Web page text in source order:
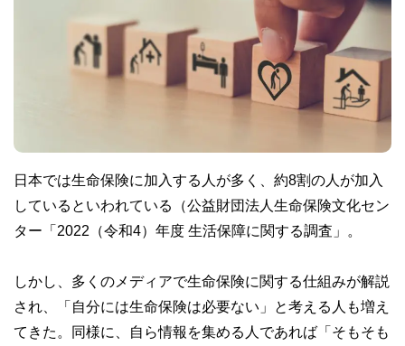
日本では生命保険に加入する人が多く、約8割の人が加入
しているといわれている（公益財団法人生命保険文化セン
ター「2022（令和4）年度 生活保障に関する調査」。
しかし、多くのメディアで生命保険に関する仕組みが解説
され、「自分には生命保険は必要ない」と考える人も増え
てきた。同様に、自ら情報を集める人であれば「そもそも